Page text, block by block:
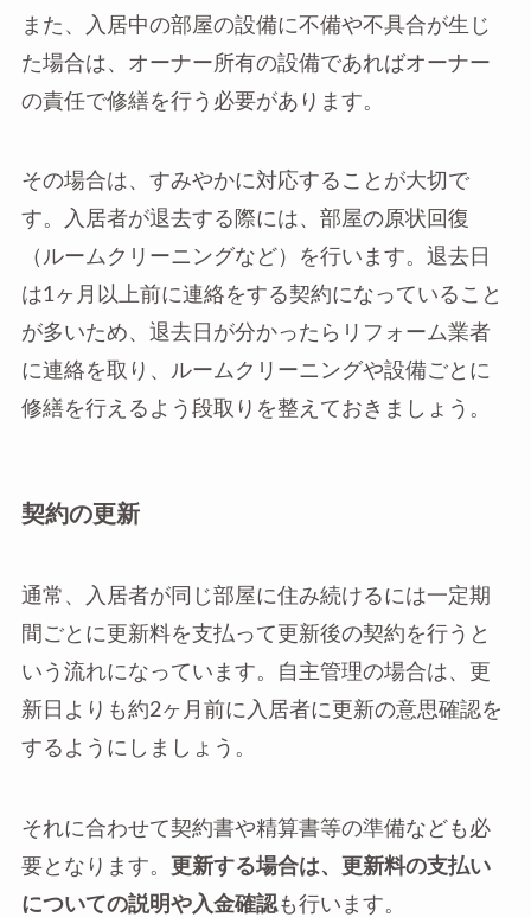
また、入居中の部屋の設備に不備や不具合が生じ
た場合は、オーナー所有の設備であればオーナー
の責任で修繕を行う必要があります。
その場合は、すみやかに対応することが大切で
す。入居者が退去する際には、部屋の原状回復
（ルームクリーニングなど）を行います。退去日
は1ヶ月以上前に連絡をする契約になっていること
が多いため、退去日が分かったらリフォーム業者
に連絡を取り、ルームクリーニングや設備ごとに
修繕を行えるよう段取りを整えておきましょう。
契約の更新
通常、入居者が同じ部屋に住み続けるには一定期
間ごとに更新料を支払って更新後の契約を行うと
いう流れになっています。自主管理の場合は、更
新日よりも約2ヶ月前に入居者に更新の意思確認を
するようにしましょう。
それに合わせて契約書や精算書等の準備なども必
要となります。
更新する場合は、更新料の支払い
についての説明や入金確認も行います。